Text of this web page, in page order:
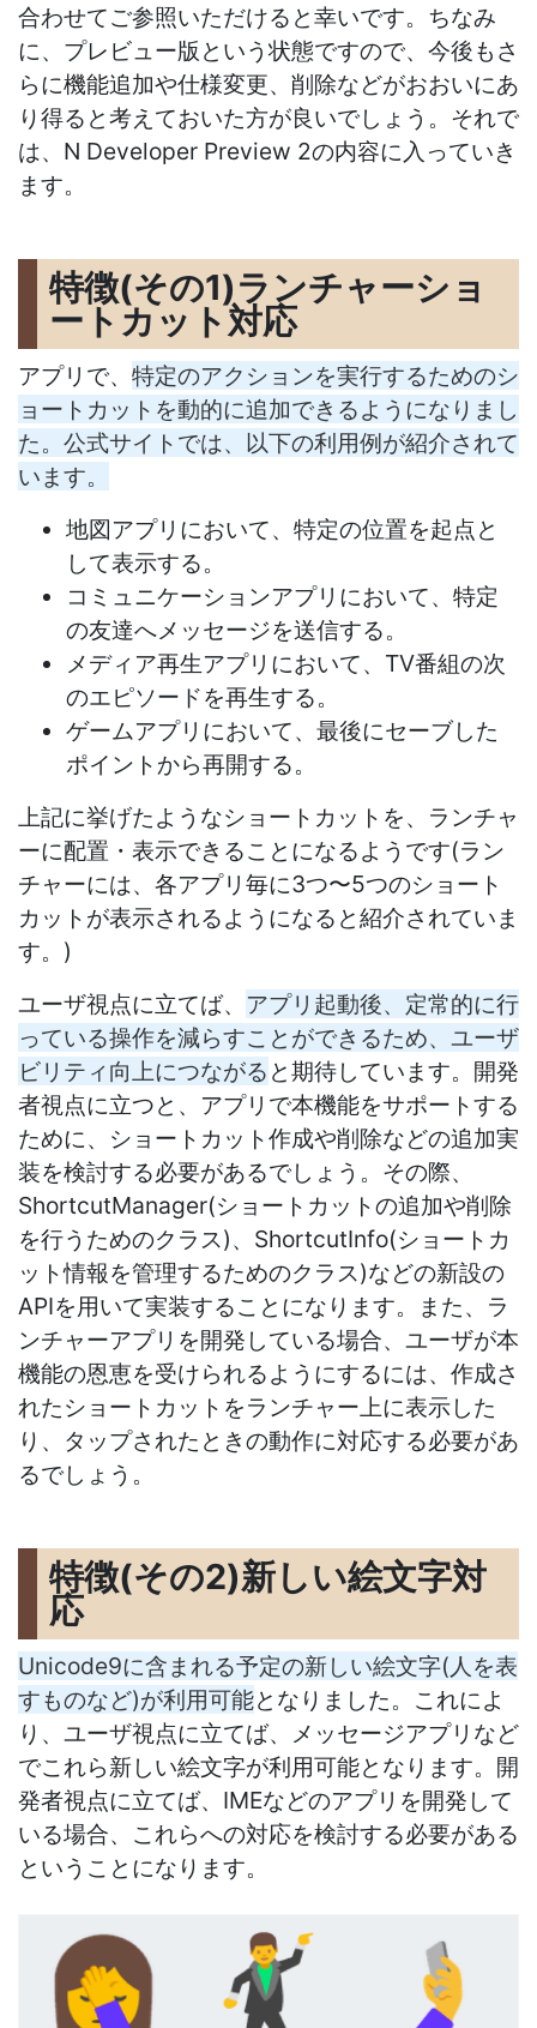
合わせてご参照いただけると幸いです。ちなみ
に、プレビュー版という状態ですので、今後もさ
らに機能追加や仕様変更、削除などがおおいにあ
り得ると考えておいた方が良いでしょう。それで
は、N Developer Preview 2の内容に入っていき
ます。
特徴(その1)ランチャーショ
ートカット対応
アプリで、 特定のアクションを実行するためのシ
ョートカットを動的に追加できるようになりまし
た。公式サイトでは、以下の利用例が紹介されて
います。
地図アプリにおいて、特定の位置を起点と
して表示する。
コミュニケーションアプリにおいて、特定
の友達へメッセージを送信する。
メディア再生アプリにおいて、TV番組の次
のエピソードを再生する。
ゲームアプリにおいて、最後にセーブした
ポイントから再開する。
上記に挙げたようなショートカットを、ランチャ
ーに配置・表示できることになるようです(ラン
チャーには、各アプリ毎に3つ〜5つのショート
カットが表示されるようになると紹介されていま
す。)
ユーザ視点に立てば、 アプリ起動後、定常的に行
っている操作を減らすことができるため、ユーザ
ビリティ向上につながる と期待しています。開発
者視点に立つと、アプリで本機能をサポートする
ために、ショートカット作成や削除などの追加実
装を検討する必要があるでしょう。その際、
ShortcutManager(ショートカットの追加や削除
を行うためのクラス)、ShortcutInfo(ショートカ
ット情報を管理するためのクラス)などの新設の
APIを用いて実装することになります。また、ラ
ンチャーアプリを開発している場合、ユーザが本
機能の恩恵を受けられるようにするには、作成さ
れたショートカットをランチャー上に表示した
り、タップされたときの動作に対応する必要があ
るでしょう。
特徴(その2)新しい絵文字対
応
Unicode9に含まれる予定の新しい絵文字(人を表
すものなど)が利用可能となりました。これによ
り、ユーザ視点に立てば、メッセージアプリなど
でこれら新しい絵文字が利用可能となります。開
発者視点に立てば、IMEなどのアプリを開発して
いる場合、これらへの対応を検討する必要がある
ということになります。